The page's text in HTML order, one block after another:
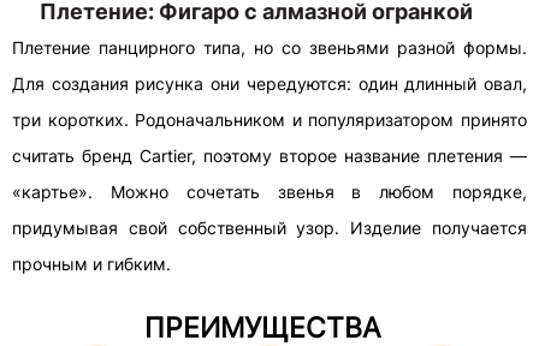
Плетение: Фигаро с алмазной огранкой
Плетение панцирного типа, но со звеньями разной формы.
Для создания рисунка они чередуются: один длинный овал,
три коротких. Родоначальником и популяризатором принято
считать бренд Cartier, поэтому второе название плетения —
«картье». Можно сочетать звенья в любом порядке,
придумывая свой собственный узор. Изделие получается
прочным и гибким.
ПРЕИМУЩЕСТВА